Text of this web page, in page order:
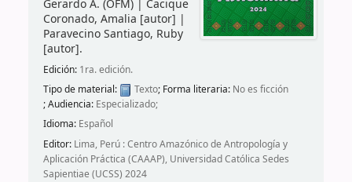
Gerardo A. (OFM)| Cacique
Coronado, Amalia [autor] |
Paravecino Santiago, Ruby
[autor].
Edición: 1ra. edición.
Tipo de material:
Texto; Forma literaria: No es ficción
; Audiencia: Especializado;
Idioma: Español
Editor: Lima, Perú : Centro Amazónico de Antropología y
Aplicación Práctica (CAAAP), Universidad Católica Sedes
Sapientiae (UCSS) 2024